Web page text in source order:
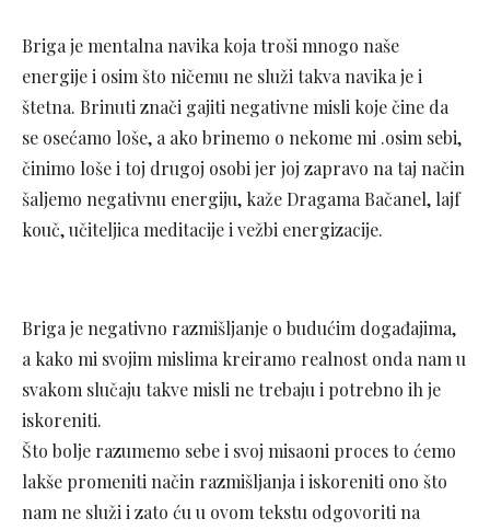
Briga je mentalna navika koja troši mnogo naše
energije i osim što ničemu ne služi takva navika je i
štetna. Brinuti znači gajiti negativne misli koje čine da
se osećamo loše, a ako brinemo o nekome mi .osim sebi,
činimo loše i toj drugoj osobi jer joj zapravo na taj način
šaljemo negativnu energiju, kaže Dragama Bačanel, lajf
kouč, učiteljica meditacije i vežbi energizacije.
Briga je negativno razmišljanje o budućim događajima,
a kako mi svojim mislima kreiramo realnost onda nam u
svakom slučaju takve misli ne trebaju i potrebno ih je
iskoreniti.
Što bolje razumemo sebe i svoj misaoni proces to ćemo
lakše promeniti način razmišljanja i iskoreniti ono što
nam ne služi i zato ću u ovom tekstu odgovoriti na